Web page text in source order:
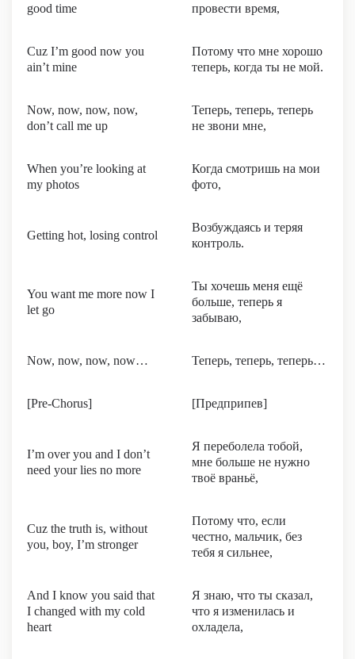
good time
провести время,
Cuz I’m good now you
ain’t mine
Потому что мне хорошо
теперь, когда ты не мой.
Now, now, now, now,
don’t call me up
Теперь, теперь, теперь
не звони мне,
When you’re looking at
my photos
Когда смотришь на мои
фото,
Getting hot, losing control
Возбуждаясь и теряя
контроль.
You want me more now I
let go
Ты хочешь меня ещё
больше, теперь я
забываю,
Now, now, now, now… Теперь, теперь, теперь…
[Pre-Chorus] [Предприпев]
I’m over you and I don’t
need your lies no more
Я переболела тобой,
мне больше не нужно
твоё враньё,
Cuz the truth is, without
you, boy, I’m stronger
Потому что, если
честно, мальчик, без
тебя я сильнее,
And I know you said that
I changed with my cold
heart
Я знаю, что ты сказал,
что я изменилась и
охладела,